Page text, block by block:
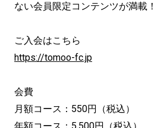
ない会員限定コンテンツが満載！
ご入会はこちら
https://tomoo-fc.jp
会費
月額コース：550円（税込）